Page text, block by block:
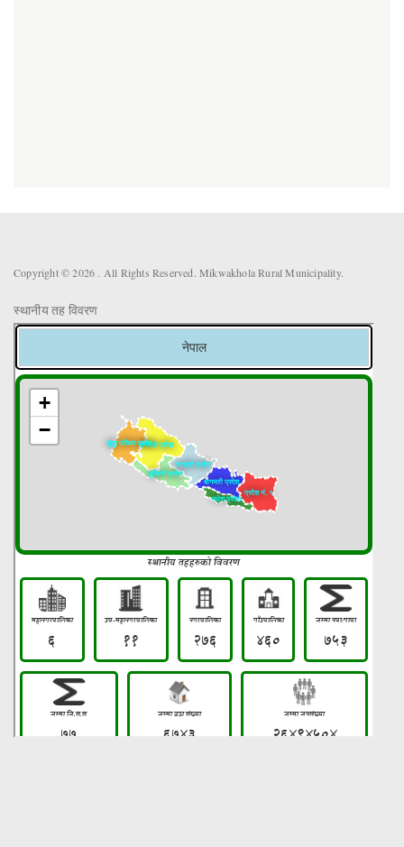
Copyright © 2026 . All Rights Reserved. Mikwakhola Rural Municipality.
स्थानीय तह विवरण